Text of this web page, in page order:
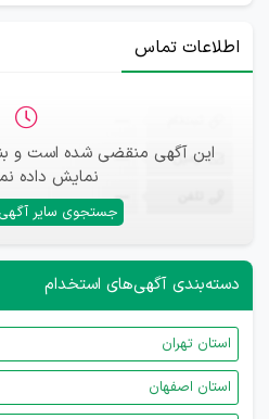
اطلاعات تماس
این آگهی منقضی شده است و
نمایش داده
جستجوی سایر
ایمیل —
—
دسته‌بندی آگهی‌های استخدام
استان تهران
استان اصفهان